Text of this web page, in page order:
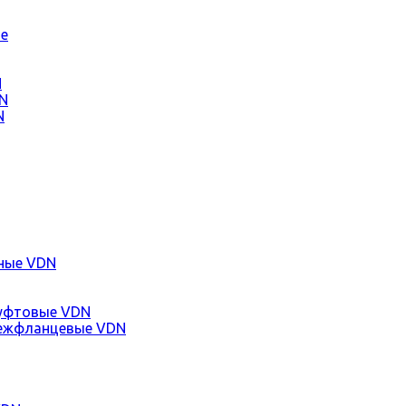
VDN
VDN
VDN